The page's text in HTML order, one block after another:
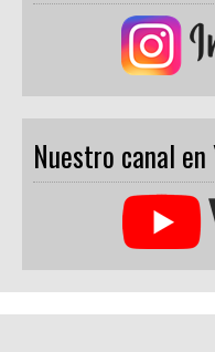
Nuestro canal en